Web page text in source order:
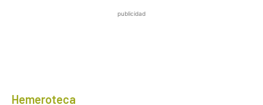
publicidad
Hemeroteca